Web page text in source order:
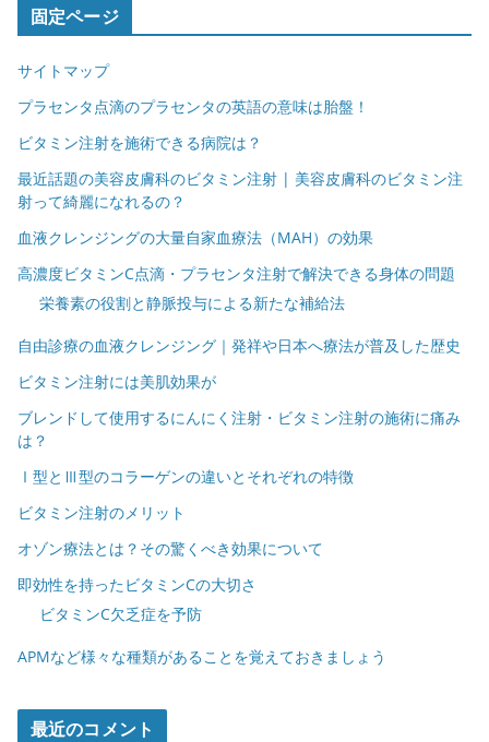
固定ページ
サイトマップ
プラセンタ点滴のプラセンタの英語の意味は胎盤！
ビタミン注射を施術できる病院は？
最近話題の美容皮膚科のビタミン注射 | 美容皮膚科のビタミン注
射って綺麗になれるの？
血液クレンジングの大量自家血療法（MAH）の効果
高濃度ビタミンC点滴・プラセンタ注射で解決できる身体の問題
栄養素の役割と静脈投与による新たな補給法
自由診療の血液クレンジング｜発祥や日本へ療法が普及した歴史
ビタミン注射には美肌効果が
ブレンドして使用するにんにく注射・ビタミン注射の施術に痛み
は？
Ⅰ型とⅢ型のコラーゲンの違いとそれぞれの特徴
ビタミン注射のメリット
オゾン療法とは？その驚くべき効果について
即効性を持ったビタミンCの大切さ
ビタミンC欠乏症を予防
APMなど様々な種類があることを覚えておきましょう
最近のコメント